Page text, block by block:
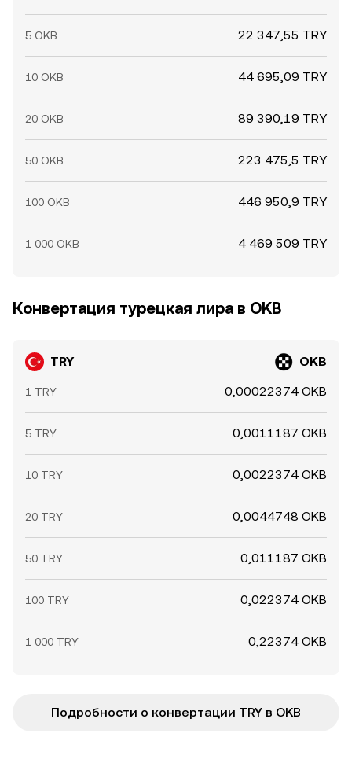
5 OKB 22 347,55 TRY
10 OKB 44 695,09 TRY
20 OKB 89 390,19 TRY
50 OKB 223 475,5 TRY
100 OKB 446 950,9 TRY
1 000 OKB 4 469 509 TRY
Конвертация турецкая лира в OKB
TRY OKB
1 TRY 0,00022374 OKB
5 TRY 0,0011187 OKB
10 TRY 0,0022374 OKB
20 TRY 0,0044748 OKB
50 TRY 0,011187 OKB
100 TRY 0,022374 OKB
1 000 TRY 0,22374 OKB
Подробности о конвертации TRY в OKB